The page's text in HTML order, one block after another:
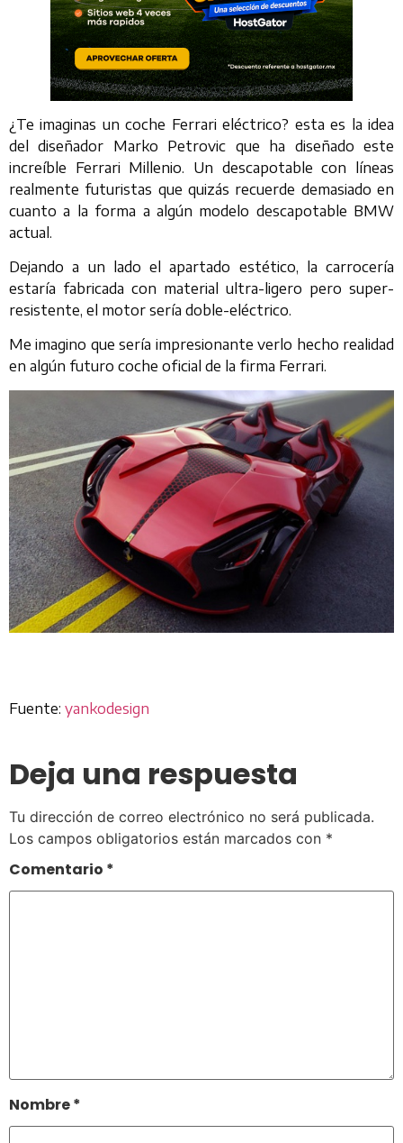
¿Te imaginas un coche Ferrari eléctrico? esta es la idea
del diseñador Marko Petrovic que ha diseñado este
increíble Ferrari Millenio. Un descapotable con líneas
realmente futuristas que quizás recuerde demasiado en
cuanto a la forma a algún modelo descapotable BMW
actual.
Dejando a un lado el apartado estético, la carrocería
estaría fabricada con material ultra-ligero pero super-
resistente, el motor sería doble-eléctrico.
Me imagino que sería impresionante verlo hecho realidad
en algún futuro coche oficial de la firma Ferrari.
Fuente: yankodesign
Deja una respuesta
Tu dirección de correo electrónico no será publicada.
Los campos obligatorios están marcados con *
Comentario *
Nombre*